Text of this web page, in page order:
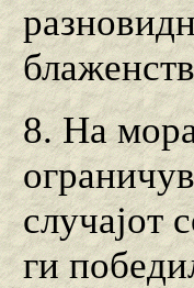
8. На
случајот
ги